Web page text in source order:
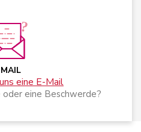
eine E-Mail
oder eine Beschwerde?